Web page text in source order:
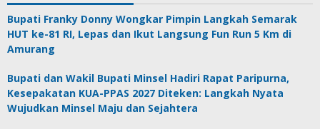
Bupati Franky Donny Wongkar Pimpin Langkah Semarak
HUT ke-81 RI, Lepas dan Ikut Langsung Fun Run 5 Km di
Amurang
Bupati dan Wakil Bupati Minsel Hadiri Rapat Paripurna,
Kesepakatan KUA-PPAS 2027 Diteken: Langkah Nyata
Wujudkan Minsel Maju dan Sejahtera